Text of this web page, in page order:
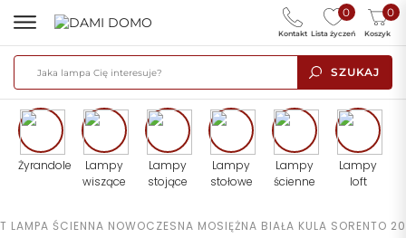
SZUKAJ
0
Lista życzeń
0
Koszyk
Kontakt
Żyrandole
Lampy
wiszące
Lampy
stojące
Lampy
stołowe
Lampy
ścienne
Lampy
loft
LAMPA ŚCIENNA NOWOCZESNA MOSIĘŻNA BIAŁA KULA SORENTO 20